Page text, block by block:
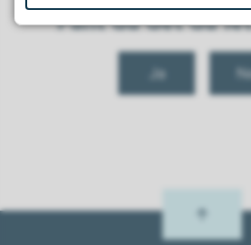
Fant du det du
Ja